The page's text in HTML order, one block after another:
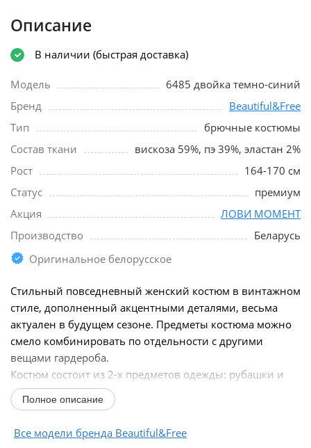
Описание
В наличии (быстрая доставка)
Модель
6485 двойка темно-синий
Бренд
Beautiful&Free
Тип
брючные костюмы
Состав ткани
вискоза 59%, пэ 39%, эластан 2%
Рост
164-170 см
Статус
премиум
Акция
ЛОВИ МОМЕНТ
Производство
Беларусь
Оригинальное белорусское
Стильный повседневный женский костюм в винтажном
стиле, дополненный акцентными деталями, весьма
актуален в будущем сезоне. Предметы костюма можно
смело комбинировать по отдельности с другими
вещами гардероба.
Костюм состоит из 2-х предметов одежды: рубашки и
брюк. Выполнен из костюмной...
Полное описание
Все модели бренда Beautiful&Free